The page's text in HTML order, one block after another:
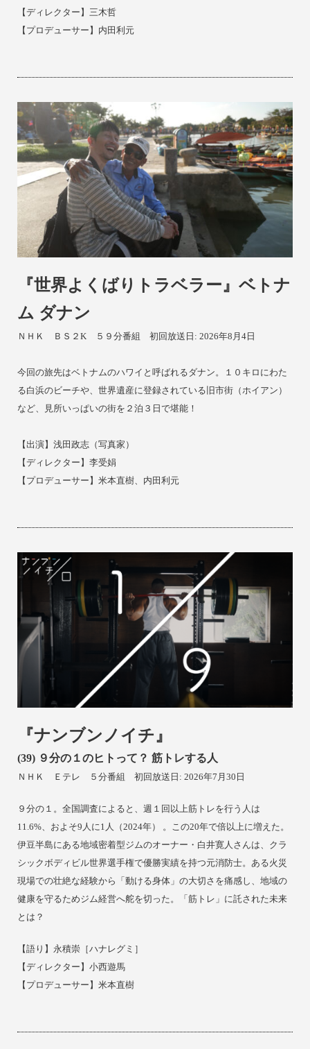
【ディレクター】三木哲
【 プロデューサー 】内田利元
『世界よくばりトラベラー』ベトナ
ム ダナン
ＮＨＫ ＢＳ２K ５９分番組 初回放送日: 2026年8月4日
今回の旅先はベトナムのハワイと呼ばれるダナン。１０キロにわた
る白浜のビーチや、世界遺産に登録されている旧市街（ホイアン）
など、見所いっぱいの街を２泊３日で堪能！
【出演】浅田政志（写真家）
【ディレクター】 李受娟
【 プロデューサー 】 米本直樹、 内田利元
『ナンブンノイチ』
(39) ９分の１のヒトって？ 筋トレする人
ＮＨＫ Ｅテレ ５分番組 初回放送日: 2026年7月30日
９分の１。全国調査によると、週１回以上筋トレを行う人は
11.6%、およそ9人に1人（2024年） 。この20年で倍以上に増えた。
伊豆半島にある地域密着型ジムのオーナー・白井寛人さんは、クラ
シックボディビル世界選手権で優勝実績を持つ元消防士。ある火災
現場での壮絶な経験から「動ける身体」の大切さを痛感し、地域の
健康を守るためジム経営へ舵を切った。「筋トレ」に託された未来
とは？
【語り】 永積崇［ハナレグミ］
【ディレクター】小西遊馬
【プロデューサー】米本直樹